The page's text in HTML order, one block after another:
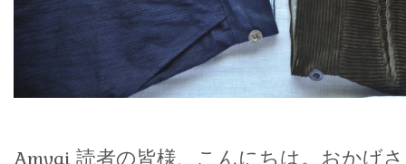
Amvai 読者の皆様、こんにちは。おかげ